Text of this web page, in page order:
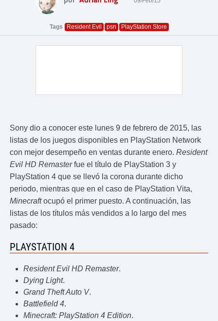
Tags Resident Evil psn PlayStation Store
Sony dio a conocer este lunes 9 de febrero de 2015, las
listas de los juegos disponibles en PlayStation Network
con mejor desempeño en ventas durante enero. Resident
Evil HD Remasterfue el título de PlayStation 3 y
PlayStation 4 que se llevó la corona durante dicho
periodo, mientras que en el caso de PlayStation Vita,
Minecraftocupó el primer puesto. A continuación, las
listas de los títulos más vendidos a lo largo del mes
pasado:
PLAYSTATION 4
Resident Evil HD Remaster.
Dying Light.
Grand Theft Auto V.
Battlefield 4.
Minecraft: PlayStation 4 Edition.